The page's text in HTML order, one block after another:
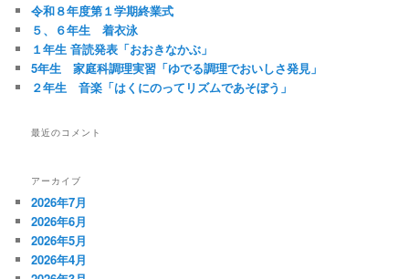
令和８年度第１学期終業式
５、６年生 着衣泳
１年生 音読発表「おおきなかぶ」
5年生 家庭科調理実習「ゆでる調理でおいしさ発見」
２年生 音楽「はくにのってリズムであそぼう」
最近のコメント
アーカイブ
2026年7月
2026年6月
2026年5月
2026年4月